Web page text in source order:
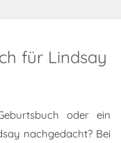
für Lindsay
oder ein
nachgedacht? Bei